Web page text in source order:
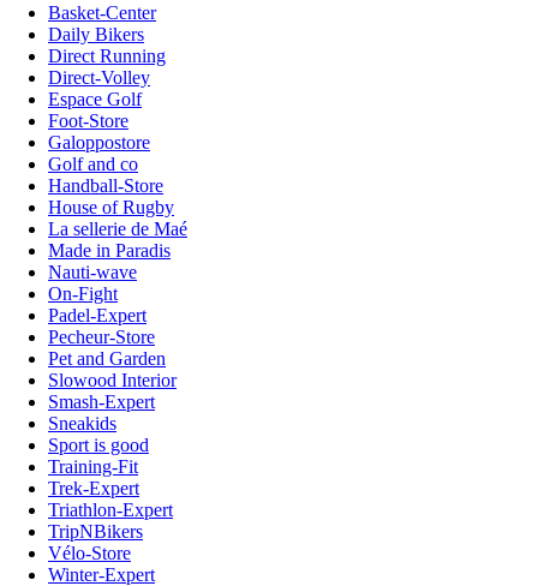
Basket-Center
Daily Bikers
Direct Running
Direct-Volley
Espace Golf
Foot-Store
Galoppostore
Golf and co
Handball-Store
House of Rugby
La sellerie de Maé
Made in Paradis
Nauti-wave
On-Fight
Padel-Expert
Pecheur-Store
Pet and Garden
Slowood Interior
Smash-Expert
Sneakids
Sport is good
Training-Fit
Trek-Expert
Triathlon-Expert
TripNBikers
Vélo-Store
Winter-Expert